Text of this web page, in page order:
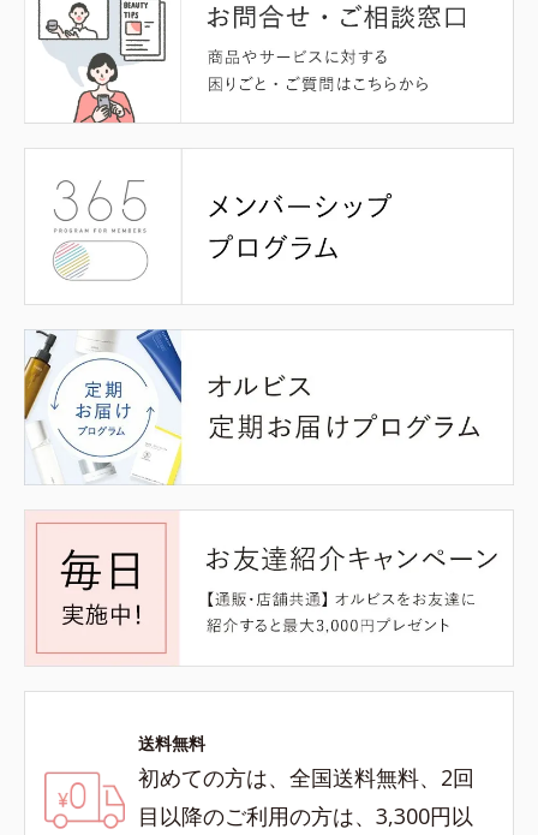
送料無料
初めての方は、全国送料無料、2回
目以降のご利用の方は、3,300円以